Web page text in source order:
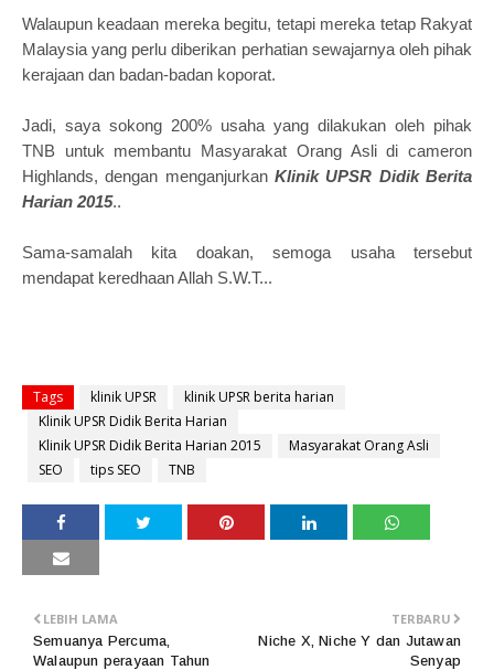
Walaupun keadaan mereka begitu, tetapi mereka tetap Rakyat
Malaysia yang perlu diberikan perhatian sewajarnya oleh pihak
kerajaan dan badan-badan koporat.
Jadi, saya sokong 200% usaha yang dilakukan oleh pihak
TNB untuk membantu Masyarakat Orang Asli di cameron
Highlands, dengan menganjurkan Klinik UPSR Didik Berita
Harian 2015..
Sama-samalah kita doakan, semoga usaha tersebut
mendapat keredhaan Allah S.W.T...
Tags klinik UPSR
klinik UPSR berita harian
Klinik UPSR Didik Berita Harian
Klinik UPSR Didik Berita Harian 2015
Masyarakat Orang Asli
SEO
tips SEO TNB
TERBARU
Niche X, Niche Y dan Jutawan
Senyap
LEBIH LAMA
Semuanya Percuma,
Walaupun perayaan Tahun